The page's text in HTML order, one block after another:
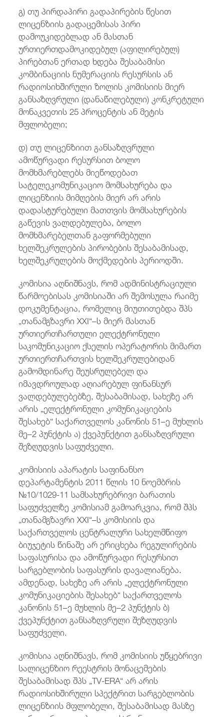
გ) თუ პირდაპირი გადაპირების წესით
ლიცენზიის გადაცემისას პირი
დამოუკიდებლად ან მასთან
ურთიერთდამოკიდებულ (აფილირებულ)
პირებთან ერთად ხდება შესაბამისი
კომბინაციის ნუმერაციის რესურსის ან
რადიოსიხშირული ზოლის კომისიის მიერ
განსაზღვრული (დანაწილებული) კონკრეტული
მონაკვეთის 25 პროცენტის ან მეტის
მფლობელი;
დ) თუ ლიცენზიით განსაზღვრული
ამოწურვადი რესურსით ბოლო
მომხმარებლებს მიეწოდებათ
სატელეკომუნიკაციო მომსახურება და
ლიცენზიის მიმღების მიერ არ არის
დადასტურებული მათთვის მომსახურების
გაწევის ვალდებულება, ბოლო
მომხმარებელთან გაფორმებული
ხელშეკრულების პირობების შესაბამისად,
ხელშეკრულების მოქმედების პერიოდში.
კომისია აღნიშნავს, რომ ადმინისტრაციული
წარმოებისას კომისიაში არ შემოსულა რაიმე
დოკუმენტაცია, რომელიც მიუთითებდა შპს
„თანამგზავრი XXI“–ს მიერ მასთან
ურთიერთჩართული ელექტრონული
საკომუნიკაციო ქსელის ოპერატორის მიმართ
ურთიერთჩართვის ხელშეკრულებიდან
გამომდინარე შეუსრულებელ და
იმავდროულად აღიარებულ ფინანსურ
ვალდებულებებზე, შესაბამისად, სახეზე არ
არის „ელექტრონული კომუნიკაციების
შესახებ“ საქართველოს კანონის 51–ე მუხლის
მე–2 პუნქტის ა) ქვეპუნქტით განსაზღვრული
შეზღუდვის საფუძველი.
კომისიის აპარატის საფინანსო
დეპარტამენტის 2011 წლის 10 ნოემბრის
№10/1029-11 სამსახურებრივი ბარათის
საფუძველზე კომისიამ გამოარკვია, რომ შპს
„თანამგზავრი XXI“–ს კომისიის და
საქართველოს ცენტრალური სახელმწიფო
ბიუჯეტის წინაშე არ ერიცხება რეგულირების
საფასურისა და ამოწურვადი რესურსით
სარგებლობის საფასურის დავალიანება.
ამდენად, სახეზე არ არის „ელექტრონული
კომუნიკაციების შესახებ“ საქართველოს
კანონის 51–ე მუხლის მე–2 პუნქტის ბ)
ქვეპუნქტით განსაზღვრული შეზღუდვის
საფუძველი.
კომისია აღნიშნავს, რომ კომისიის უწყებრივი
სალიცენზიო რეესტრის მონაცემების
შესაბამისად შპს „TV-ERA“ არ არის
რადიოსიხშირული სპექტრით სარგებლობის
ლიცენზიის მფლობელი, შესაბამისად მასზე